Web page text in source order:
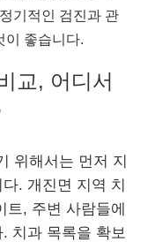
기적인 검진과 관
좋습니다.
교, 어디서
위해서는 먼저 지
. 개진면 지역 치
트, 주변 사람들에
치과 목록을 확보